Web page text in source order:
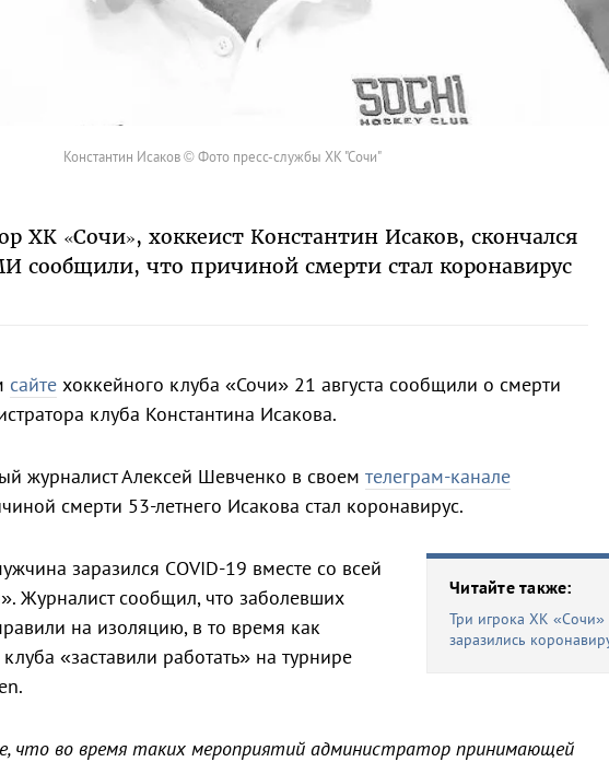
Константин Исаков © Фото пресс-службы ХК "Сочи"
ХК «Сочи», хоккеист Константин Исаков, скончался
сообщили, что причиной смерти стал коронавирус
сайте хоккейного клуба «Сочи» 21 августа сообщили о смерти
клуба Константина Исакова.
журналист Алексей Шевченко в своем телеграм-канале
смерти 53-летнего Исакова стал коронавирус.
Читайте также:
Три игрока ХК «Сочи»
заразились
заразился COVID-19 вместе со всей
Журналист сообщил, что заболевших
на изоляцию, в то время как
«заставили работать» на турнире
что во время таких мероприятий администратор принимающей